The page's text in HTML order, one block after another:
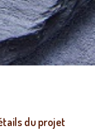
du projet